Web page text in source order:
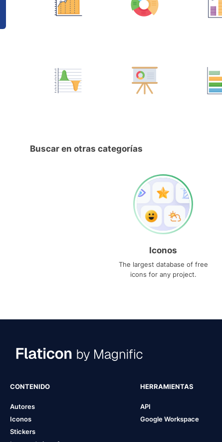
Buscar en otras categorías
Iconos
The largest database of free
icons for any project.
CONTENIDO
Autores
Iconos
Stickers
HERRAMIENTAS
API
Google Workspace